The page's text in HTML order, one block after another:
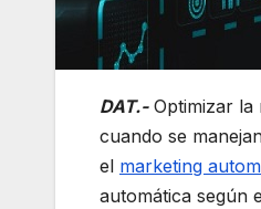
DAT.-Optimizar la
cuando se
el marketing
automática según